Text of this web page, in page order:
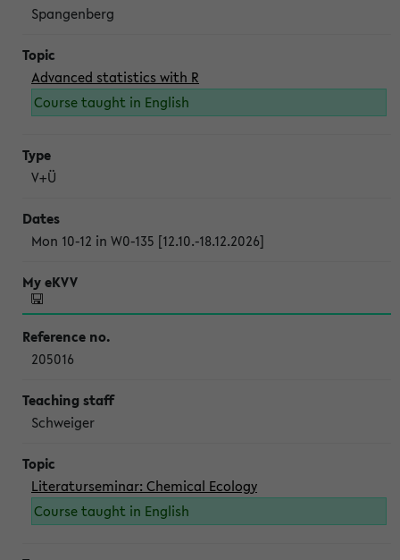
Spangenberg
Advanced statistics with R
Course taught in English
V+Ü
Mon 10-12 in W0-135 [12.10.-18.12.2026]
205016
Schweiger
Literaturseminar: Chemical Ecology
Course taught in English